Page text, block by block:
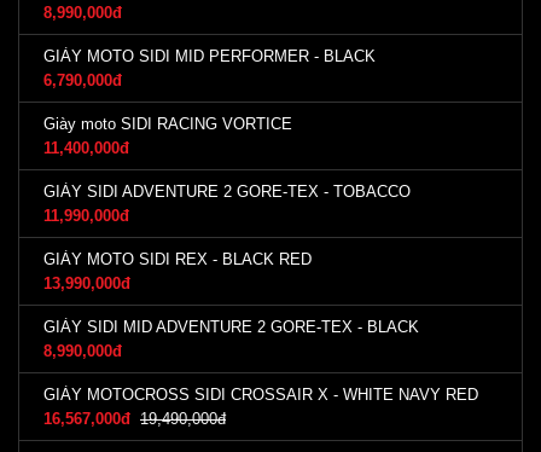
8,990,000đ
GIÀY MOTO SIDI MID PERFORMER - BLACK
6,790,000đ
Giày moto SIDI RACING VORTICE
11,400,000đ
GIÀY SIDI ADVENTURE 2 GORE-TEX - TOBACCO
11,990,000đ
GIÀY MOTO SIDI REX - BLACK RED
13,990,000đ
GIÀY SIDI MID ADVENTURE 2 GORE-TEX - BLACK
8,990,000đ
GIÀY MOTOCROSS SIDI CROSSAIR X - WHITE NAVY RED
16,567,000đ 19,490,000đ